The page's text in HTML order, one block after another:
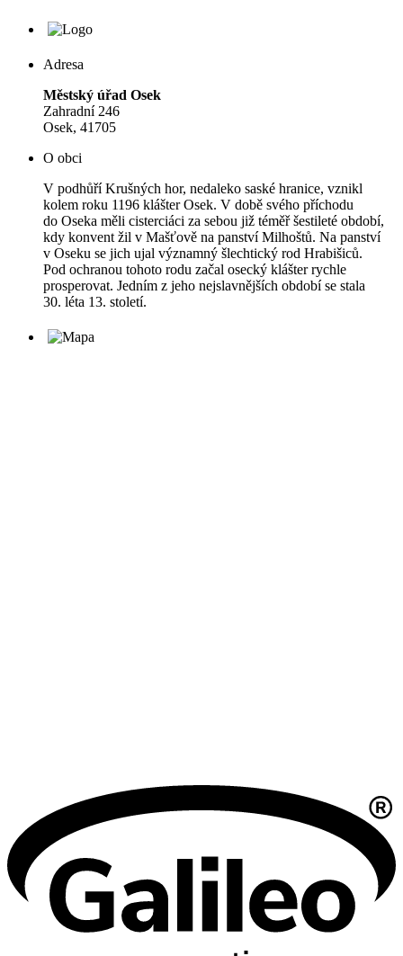
Adresa
Městský úřad Osek
Zahradní 246
Osek, 41705
O obci
V podhůří Krušných hor, nedaleko saské hranice, vznikl
kolem roku 1196 klášter Osek. V době svého příchodu
do Oseka měli cisterciáci za sebou již téměř šestileté období,
kdy konvent žil v Mašťově na panství Milhoštů. Na panství
v Oseku se jich ujal významný šlechtický rod Hrabišiců.
Pod ochranou tohoto rodu začal osecký klášter rychle
prosperovat. Jedním z jeho nejslavnějších období se stala
30. léta 13. století.